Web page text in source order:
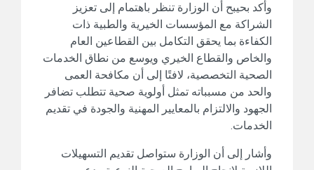
وأكد بحيبح أن الوزارة تنظر باهتمام إلى تعزيز
الشراكة مع المؤسسات الخيرية والطبية ذات
الكفاءة بما يحقق التكامل بين القطاعين العام
والخاص والقطاع الخيري ويوسع من نطاق الخدمات
الصحية التخصصية، لافتًا إلى أن مكافحة العمى
والحد من مسبباته تمثل أولوية صحية تتطلب تضافر
الجهود والالتزام بالمعايير المهنية والجودة في تقديم
الخدمات.
وأشار إلى أن الوزارة ستواصل تقديم التسهيلات